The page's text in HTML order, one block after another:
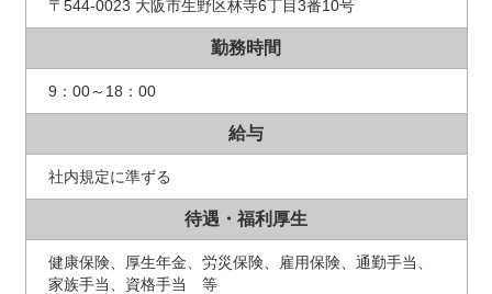
〒544-0023 大阪市生野区林寺6丁目3番10号
勤務時間
9：00～18：00
給与
社内規定に準ずる
待遇・福利厚生
健康保険、厚生年金、労災保険、雇用保険、通勤手当、
家族手当、資格手当 等